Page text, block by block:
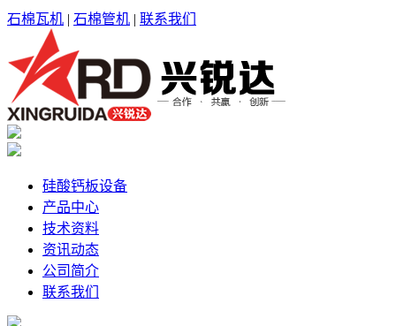
石棉瓦机 | 石棉管机 | 联系我们
硅酸钙板设备
产品中心
技术资料
资讯动态
公司简介
联系我们